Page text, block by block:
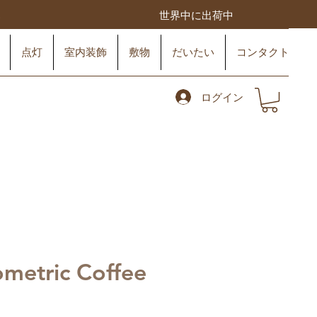
世界中に出荷中
点灯 室内装飾 敷物 だいたい コンタクト
ログイン
Coffee